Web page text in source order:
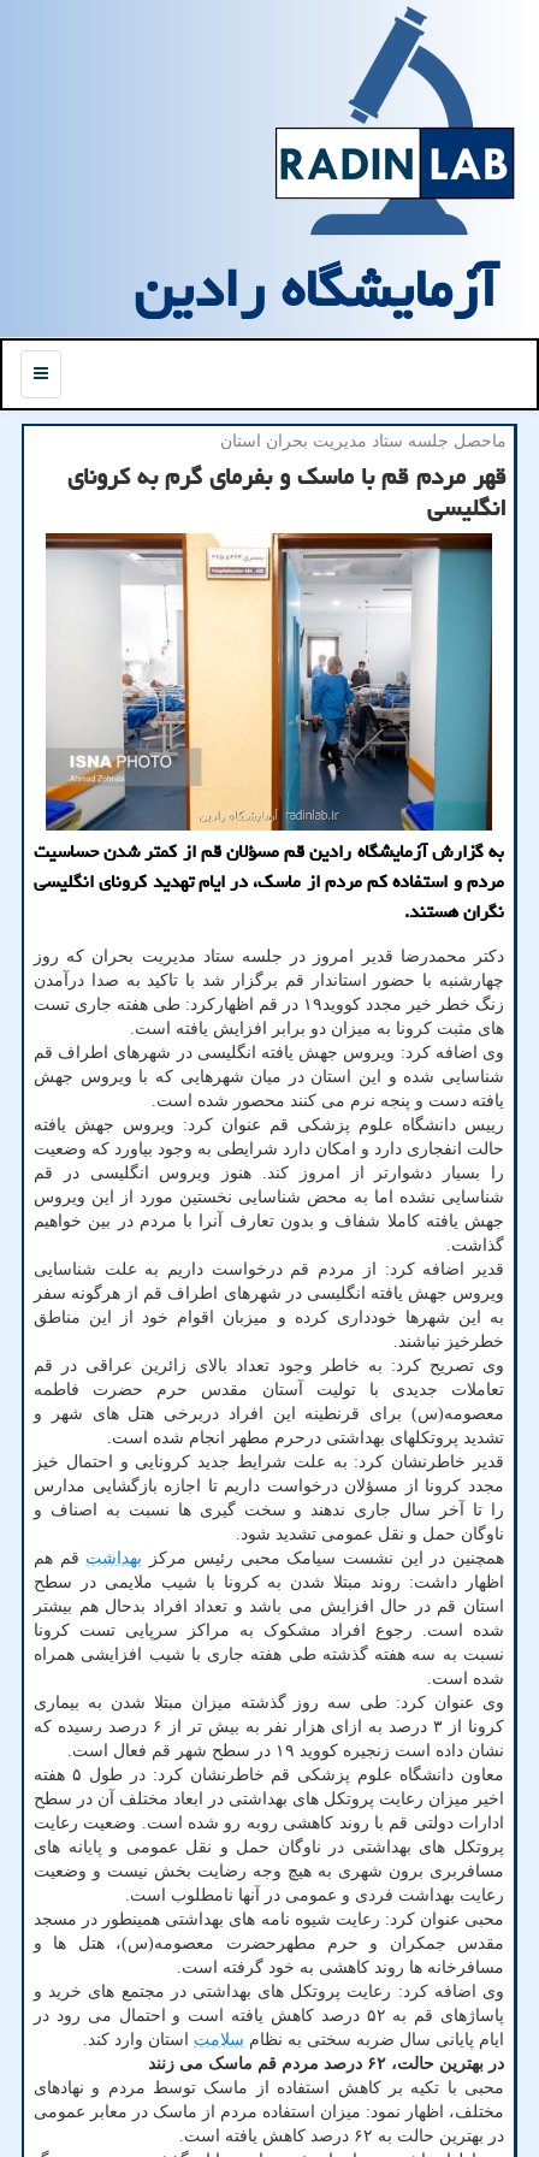
آزمایشگاه رادین
منو
ماحصل جلسه ستاد مدیریت بحران استان
قهر مردم قم با ماسك و بفرمای گرم به كرونای
انگلیسی
به گزارش آزمایشگاه رادین قم مسؤلان قم از کمتر شدن حساسیت
مردم و استفاده کم مردم از ماسک، در ایام تهدید کرونای انگلیسی
نگران هستند.
دکتر محمدرضا قدیر امروز در جلسه ستاد مدیریت بحران که روز
چهارشنبه با حضور استاندار قم برگزار شد با تاکید به صدا درآمدن
زنگ خطر خیر مجدد کووید۱۹ در قم اظهارکرد: طی هفته جاری تست
های مثبت کرونا به میزان دو برابر افزایش یافته است.
وی اضافه کرد: ویروس جهش یافته انگلیسی در شهرهای اطراف قم
شناسایی شده و این استان در میان شهرهایی که با ویروس جهش
یافته دست و پنجه نرم می کنند محصور شده است.
رییس دانشگاه علوم پزشکی قم عنوان کرد: ویروس جهش یافته
حالت انفجاری دارد و امکان دارد شرایطی به وجود بیاورد که وضعیت
را بسیار دشوارتر از امروز کند. هنوز ویروس انگلیسی در قم
شناسایی نشده اما به محض شناسایی نخستین مورد از این ویروس
جهش یافته کاملا شفاف و بدون تعارف آنرا با مردم در بین خواهیم
گذاشت.
قدیر اضافه کرد: از مردم قم درخواست داریم به علت شناسایی
ویروس جهش یافته انگلیسی در شهرهای اطراف قم از هرگونه سفر
به این شهرها خودداری کرده و میزبان اقوام خود از این مناطق
خطرخیز نباشند.
وی تصریح کرد: به خاطر وجود تعداد بالای زائرین عراقی در قم
تعاملات جدیدی با تولیت آستان مقدس حرم حضرت فاطمه
معصومه(س) برای قرنطینه این افراد دربرخی هتل های شهر و
تشدید پروتکلهای بهداشتی درحرم مطهر انجام شده است.
قدیر خاطرنشان کرد: به علت شرایط جدید کرونایی و احتمال خیز
مجدد کرونا از مسؤلان درخواست داریم تا اجازه بازگشایی مدارس
را تا آخر سال جاری ندهند و سخت گیری ها نسبت به اصناف و
ناوگان حمل و نقل عمومی تشدید شود.
همچنین در این نشست سیامک محبی رئیس مرکز بهداشت قم هم
اظهار داشت: روند مبتلا شدن به کرونا با شیب ملایمی در سطح
استان قم در حال افزایش می باشد و تعداد افراد بدحال هم بیشتر
شده است. رجوع افراد مشکوک به مراکز سرپایی تست کرونا
نسبت به سه هفته گذشته طی هفته جاری با شیب افزایشی همراه
شده است.
وی عنوان کرد: طی سه روز گذشته میزان مبتلا شدن به بیماری
کرونا از ۳ درصد به ازای هزار نفر به بیش تر از ۶ درصد رسیده که
نشان داده است زنجیره کووید ۱۹ در سطح شهر قم فعال است.
معاون دانشگاه علوم پزشکی قم خاطرنشان کرد: در طول ۵ هفته
اخیر میزان رعایت پروتکل های بهداشتی در ابعاد مختلف آن در سطح
ادارات دولتی قم با روند کاهشی روبه رو شده است. وضعیت رعایت
پروتکل های بهداشتی در ناوگان حمل و نقل عمومی و پایانه های
مسافربری برون شهری به هیچ وجه رضایت بخش نیست و وضعیت
رعایت بهداشت فردی و عمومی در آنها نامطلوب است.
محبی عنوان کرد: رعایت شیوه نامه های بهداشتی همینطور در مسجد
مقدس جمکران و حرم مطهرحضرت معصومه(س)، هتل ها و
مسافرخانه ها روند کاهشی به خود گرفته است.
وی اضافه کرد: رعایت پروتکل های بهداشتی در مجتمع های خرید و
پاساژهای قم به ۵۲ درصد کاهش یافته است و احتمال می رود در
ایام پایانی سال ضربه سختی به نظام سلامت استان وارد کند.
در بهترین حالت، ۶۲ درصد مردم قم ماسک می زنند
محبی با تکیه بر کاهش استفاده از ماسک توسط مردم و نهادهای
مختلف، اظهار نمود: میزان استفاده مردم از ماسک در معابر عمومی
در بهترین حالت به ۶۲ درصد کاهش یافته است.